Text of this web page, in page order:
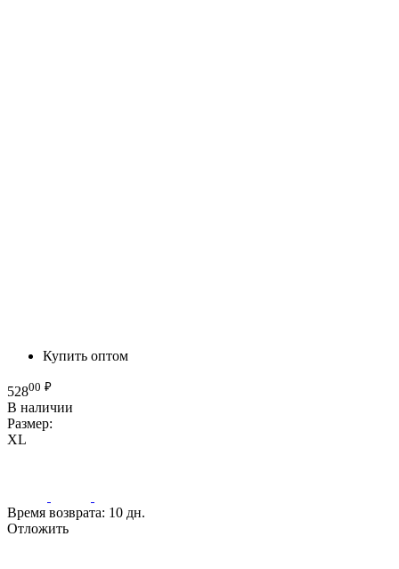
Купить оптом
52800 ₽
В наличии
Размер:
XL
Время возврата: 10 дн.
Отложить